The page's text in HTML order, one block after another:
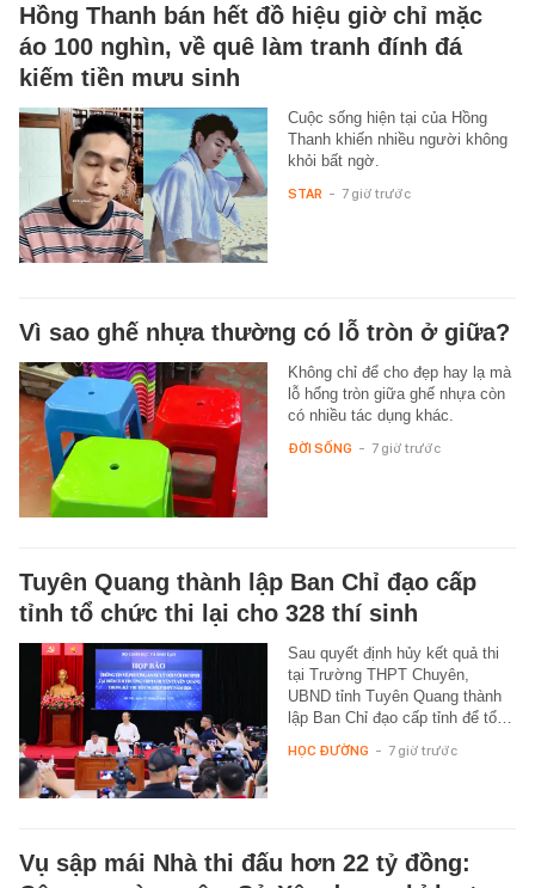
Hồng Thanh bán hết đồ hiệu giờ chỉ mặc
áo 100 nghìn, về quê làm tranh đính đá
kiếm tiền mưu sinh
Cuộc sống hiện tại của Hồng
Thanh khiến nhiều người không
khỏi bất ngờ.
STAR - 7 giờ trước
Vì sao ghế nhựa thường có lỗ tròn ở giữa?
Không chỉ để cho đẹp hay lạ mà
lỗ hổng tròn giữa ghế nhựa còn
có nhiều tác dụng khác.
ĐỜI SỐNG - 7 giờ trước
Tuyên Quang thành lập Ban Chỉ đạo cấp
tỉnh tổ chức thi lại cho 328 thí sinh
Sau quyết định hủy kết quả thi
tại Trường THPT Chuyên,
UBND tỉnh Tuyên Quang thành
lập Ban Chỉ đạo cấp tỉnh để tổ…
HỌC ĐƯỜNG - 7 giờ trước
Vụ sập mái Nhà thi đấu hơn 22 tỷ đồng: